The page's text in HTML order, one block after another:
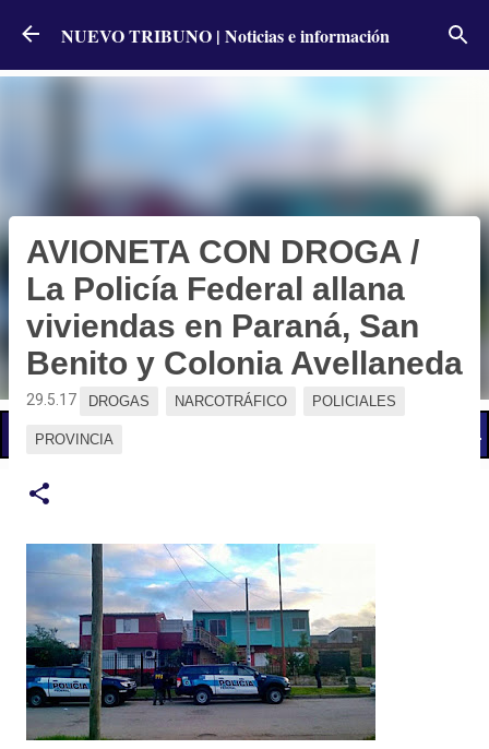
Ir al contenido principal
NUEVO TRIBUNO | Noticias e información
📢 LO ÚLTIMO
AVIONETA CON DROGA /
La Policía Federal allana
viviendas en Paraná, San
Benito y Colonia Avellaneda
29.5.17 DROGAS NARCOTRÁFICO POLICIALES
PROVINCIA